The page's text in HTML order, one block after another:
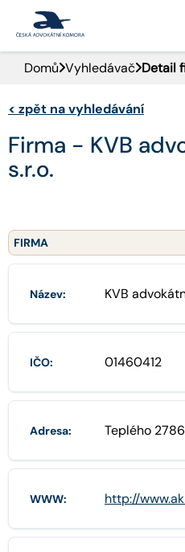
PORTÁL ČAK
DOMŮ
AKTUALITY
PRO VEŘEJNOST
Domů Vyhledávač Detail
< zpět na vyhledávání
Firma - KVB
s.r.o.
FIRMA
Název: KVB
IČO: 01460412
Adresa: Teplého
WWW: http://